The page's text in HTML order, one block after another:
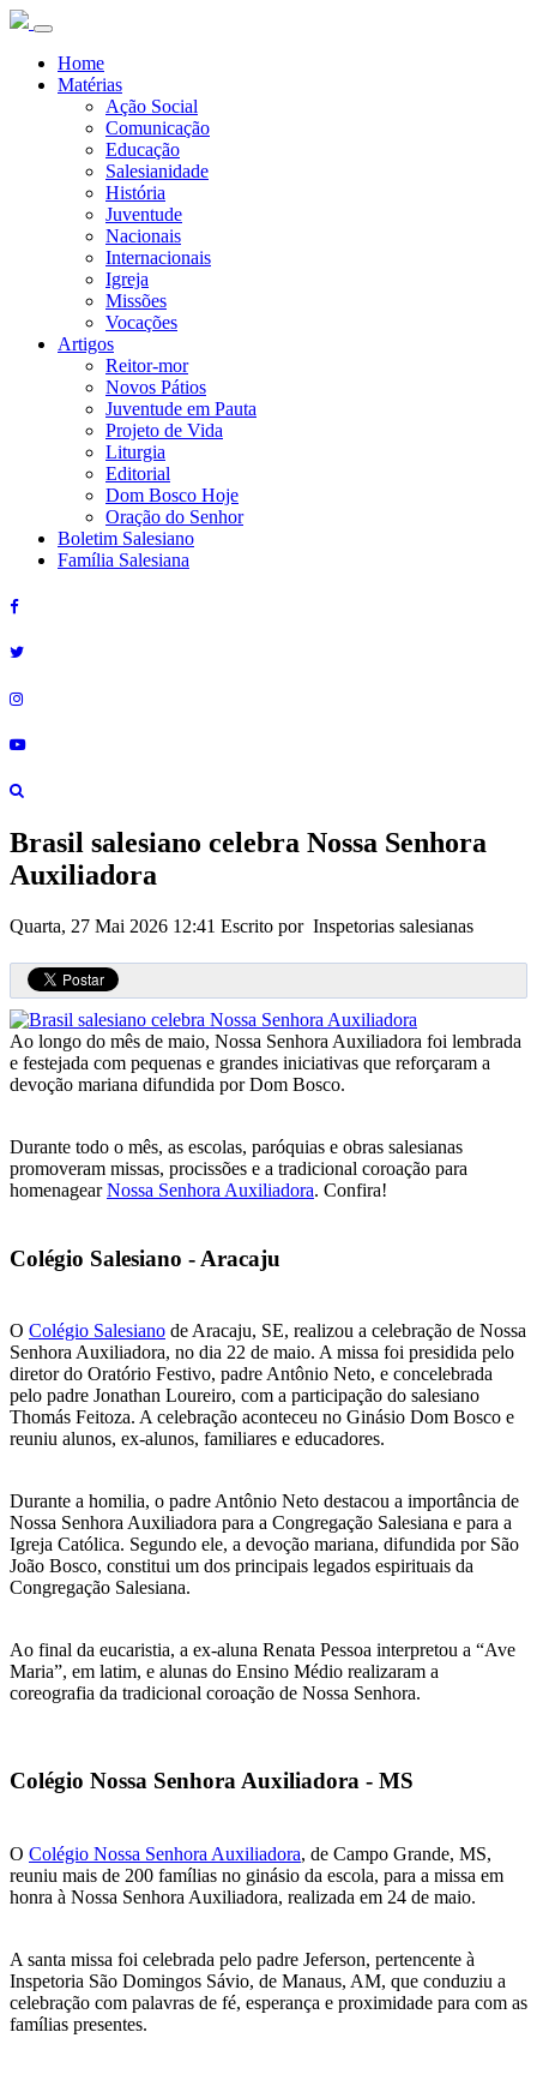
Home
Matérias
Ação Social
Comunicação
Educação
Salesianidade
História
Juventude
Nacionais
Internacionais
Igreja
Missões
Vocações
Artigos
Reitor-mor
Novos Pátios
Juventude em Pauta
Projeto de Vida
Liturgia
Editorial
Dom Bosco Hoje
Oração do Senhor
Boletim Salesiano
Família Salesiana
Brasil salesiano celebra Nossa Senhora
Auxiliadora
Quarta, 27 Mai 2026 12:41 Escrito por Inspetorias salesianas
Ao longo do mês de maio, Nossa Senhora Auxiliadora foi lembrada
e festejada com pequenas e grandes iniciativas que reforçaram a
devoção mariana difundida por Dom Bosco.
Durante todo o mês, as escolas, paróquias e obras salesianas
promoveram missas, procissões e a tradicional coroação para
homenagearNossa Senhora Auxiliadora. Confira!
Colégio Salesiano - Aracaju
O Colégio Salesiano de Aracaju, SE, realizou a celebração de Nossa
Senhora Auxiliadora, no dia 22 de maio. A missa foi presidida pelo
diretor do Oratório Festivo, padre Antônio Neto, e concelebrada
pelo padre Jonathan Loureiro, com a participação do salesiano
Thomás Feitoza. A celebração aconteceu no Ginásio Dom Bosco e
reuniu alunos, ex-alunos, familiares e educadores.
Durante a homilia, o padre Antônio Neto destacou a importância de
Nossa Senhora Auxiliadora para a Congregação Salesiana e para a
Igreja Católica. Segundo ele, a devoção mariana, difundida por São
João Bosco, constitui um dos principais legados espirituais da
Congregação Salesiana.
Ao final da eucaristia, a ex-aluna Renata Pessoa interpretou a “Ave
Maria”, em latim, e alunas do Ensino Médio realizaram a
coreografia da tradicional coroação de Nossa Senhora.
Colégio Nossa Senhora Auxiliadora - MS
O Colégio Nossa Senhora Auxiliadora, de Campo Grande, MS,
reuniu mais de 200 famílias no ginásio da escola, para a missa em
honra à Nossa Senhora Auxiliadora, realizada em 24 de maio.
A santa missa foi celebrada pelo padre Jeferson, pertencente à
Inspetoria São Domingos Sávio, de Manaus, AM, que conduziu a
celebração com palavras de fé, esperança e proximidade para com as
famílias presentes.